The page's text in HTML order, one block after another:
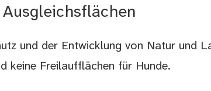
und der Entwicklung von Natur und
keine Freilaufflächen für Hunde.